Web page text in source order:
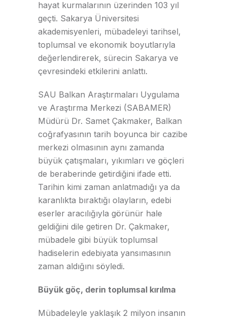
hayat kurmalarının üzerinden 103 yıl
geçti. Sakarya Üniversitesi
akademisyenleri, mübadeleyi tarihsel,
toplumsal ve ekonomik boyutlarıyla
değerlendirerek, sürecin Sakarya ve
çevresindeki etkilerini anlattı.
SAU Balkan Araştırmaları Uygulama
ve Araştırma Merkezi (SABAMER)
Müdürü Dr. Samet Çakmaker, Balkan
coğrafyasının tarih boyunca bir cazibe
merkezi olmasının aynı zamanda
büyük çatışmaları, yıkımları ve göçleri
de beraberinde getirdiğini ifade etti.
Tarihin kimi zaman anlatmadığı ya da
karanlıkta bıraktığı olayların, edebi
eserler aracılığıyla görünür hale
geldiğini dile getiren Dr. Çakmaker,
mübadele gibi büyük toplumsal
hadiselerin edebiyata yansımasının
zaman aldığını söyledi.
Büyük göç, derin toplumsal kırılma
Mübadeleyle yaklaşık 2 milyon insanın